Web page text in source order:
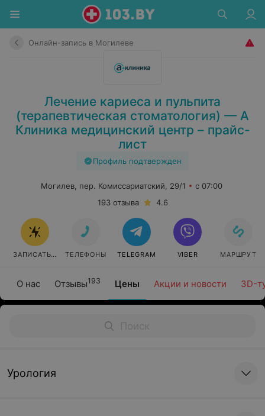
Онлайн-запись в Могилеве
Лечение кариеса и пульпита
(терапевтическая стоматология) — А
Клиника медицинский центр – прайс-
лист
Профиль подтвержден
О нас Отзывы193 Цены Акции и новости 3D-
Могилев, пер. Комиссариатский, 29/1
с 07:00
193 отзыва
4.6
ЗАПИСАТЬСЯ ТЕЛЕФОНЫ TELEGRAM VIBER МАРШРУТ
Урология